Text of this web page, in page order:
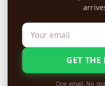
GET THE
One email. No